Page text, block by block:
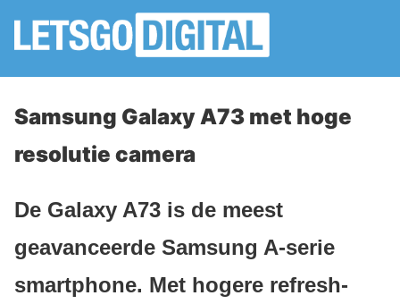
Samsung Galaxy A73 met hoge
resolutie camera
De Galaxy A73 is de meest
geavanceerde Samsung A-serie
smartphone. Met hogere refresh-